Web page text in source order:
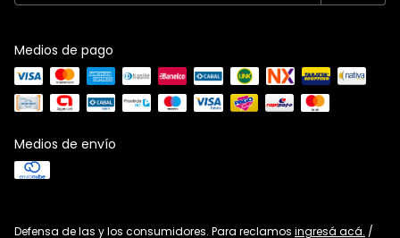
Medios de pago
Medios de envío
Defensa de las y los consumidores. Para reclamos ingresá acá. /